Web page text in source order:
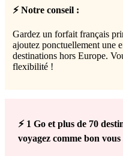
⚡ Notre conseil :
Gardez un forfait français
ajoutez ponctuellement une
destinations hors Europe.
flexibilité !
⚡ 1 Go et plus de 70
voyagez comme bon vous